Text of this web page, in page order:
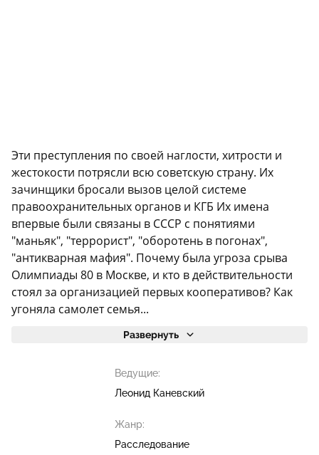
Эти преступления по своей наглости, хитрости и
жестокости потрясли всю советскую страну. Их
зачинщики бросали вызов целой системе
правоохранительных органов и КГБ Их имена
впервые были связаны в СССР с понятиями
"маньяк", "террорист", "оборотень в погонах",
"антикварная мафия". Почему была угроза срыва
Олимпиады 80 в Москве, и кто в действительности
стоял за организацией первых кооперативов? Как
угоняла самолет семья...
Развернуть
Ведущие:
Леонид Каневский
Жанр:
Расследование